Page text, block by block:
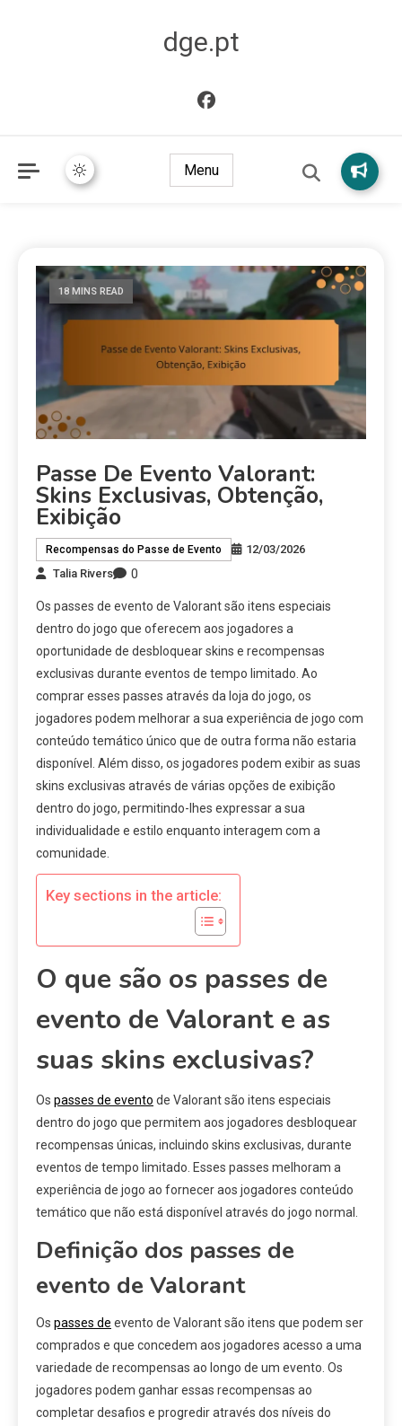
dge.pt
Menu
18 MINS READ
Passe De Evento Valorant:
Skins Exclusivas, Obtenção,
Exibição
Recompensas do Passe de Evento
12/03/2026
Talia Rivers
0
Os passes de evento de Valorant são itens especiais
dentro do jogo que oferecem aos jogadores a
oportunidade de desbloquear skins e recompensas
exclusivas durante eventos de tempo limitado. Ao
comprar esses passes através da loja do jogo, os
jogadores podem melhorar a sua experiência de jogo com
conteúdo temático único que de outra forma não estaria
disponível. Além disso, os jogadores podem exibir as suas
skins exclusivas através de várias opções de exibição
dentro do jogo, permitindo-lhes expressar a sua
individualidade e estilo enquanto interagem com a
comunidade.
Key sections in the article:
O que são os passes de
evento de Valorant e as
suas skins exclusivas?
Os passes de evento de Valorant são itens especiais
dentro do jogo que permitem aos jogadores desbloquear
recompensas únicas, incluindo skins exclusivas, durante
eventos de tempo limitado. Esses passes melhoram a
experiência de jogo ao fornecer aos jogadores conteúdo
temático que não está disponível através do jogo normal.
Definição dos passes de
evento de Valorant
Os passes de evento de Valorant são itens que podem ser
comprados e que concedem aos jogadores acesso a uma
variedade de recompensas ao longo de um evento. Os
jogadores podem ganhar essas recompensas ao
completar desafios e progredir através dos níveis do